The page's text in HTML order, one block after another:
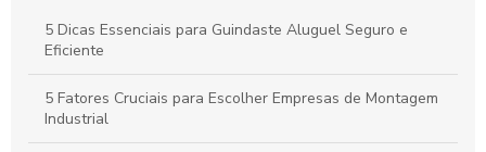
Guindaste Pequeno: Guia Completo para Escolha e Uso
Eficiente
Guindastes na Construção: Guia Completo para Garantir
Sucesso em Seus Projetos
5 Dicas Essenciais para Guindaste Aluguel Seguro e
Eficiente
5 Fatores Cruciais para Escolher Empresas de Montagem
Industrial